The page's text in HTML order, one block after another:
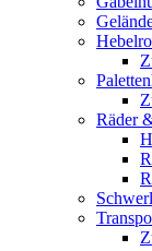
Räder